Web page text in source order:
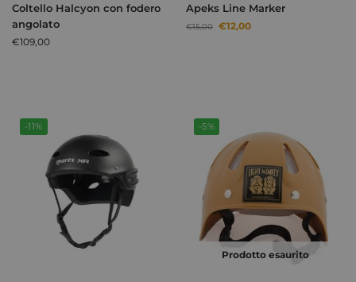
Coltello Halcyon con fodero
angolato
€109,00
Apeks Line Marker
€15,00 €12,00
-11% -5%
Prodotto esaurito